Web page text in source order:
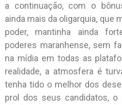
a continuação, com o
ainda mais da oligarquia, que
poder, mantinha ainda
poderes maranhense, sem
na mídia em todas as
realidade, a atmosfera é
tenha tido o melhor dos
prol dos seus candidatos,